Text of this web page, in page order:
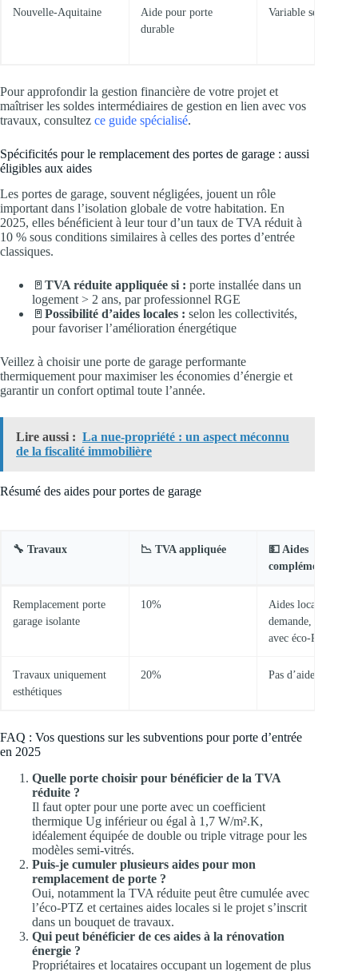
Nouvelle-Aquitaine
Aide pour porte
durable
Variable selon
Pour approfondir la gestion financière de votre projet et
maîtriser les soldes intermédiaires de gestion en lien avec vos
travaux, consultez ce guide spécialisé.
Spécificités pour le remplacement des portes de garage : aussi
éligibles aux aides
Les portes de garage, souvent négligées, jouent un rôle
important dans l’isolation globale de votre habitation. En
2025, elles bénéficient à leur tour d’un taux de TVA réduit à
10 % sous conditions similaires à celles des portes d’entrée
classiques.
🚪 TVA réduite appliquée si : porte installée dans un
logement > 2 ans, par professionnel RGE
🚪 Possibilité d’aides locales : selon les collectivités,
pour favoriser l’amélioration énergétique
Veillez à choisir une porte de garage performante
thermiquement pour maximiser les économies d’énergie et
garantir un confort optimal toute l’année.
Lire aussi : La nue-propriété : un aspect méconnu
de la fiscalité immobilière
Résumé des aides pour portes de garage
🔧 Travaux 📉 TVA appliquée
💵 Aides
complémentaires
Remplacement porte
garage isolante
10%
Aides locales sur
demande,
avec éco-PTZ
Travaux uniquement
esthétiques
20% Pas d’aide possible
FAQ : Vos questions sur les subventions pour porte d’entrée
en 2025
Quelle porte choisir pour bénéficier de la TVA
réduite ?
Il faut opter pour une porte avec un coefficient
thermique Ug inférieur ou égal à 1,7 W/m².K,
idéalement équipée de double ou triple vitrage pour les
modèles semi-vitrés.
Puis-je cumuler plusieurs aides pour mon
remplacement de porte ?
Oui, notamment la TVA réduite peut être cumulée avec
l’éco-PTZ et certaines aides locales si le projet s’inscrit
dans un bouquet de travaux.
Qui peut bénéficier de ces aides à la rénovation
énergie ?
Propriétaires et locataires occupant un logement de plus